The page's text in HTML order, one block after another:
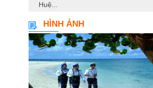
Huệ...
HÌNH ẢNH